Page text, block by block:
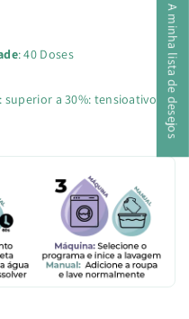
: 40 Doses
a 30%: tensioativos
A minha lista de desejos